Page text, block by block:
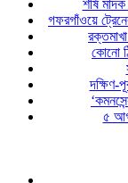
শীর্ষ
গফরগাঁওয়ে
কোনো
দক্ষিণ-
৫